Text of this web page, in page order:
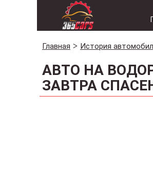
Главная История
АВТО НА
ЗАВТРА